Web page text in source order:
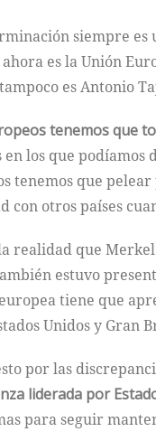
siempre es
ahora es la Unión
es Antonio
tenemos que
en los que podíamos
tenemos que
con otros países
realidad que
estuvo
tiene que
Unidos y Gran
por las
liderada por
para seguir